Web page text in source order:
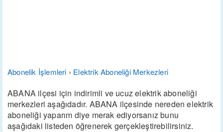
Abonelik İşlemleri › Elektrik Aboneliği Merkezleri
ABANA ilçesi için indirimli ve ucuz elektrik aboneliği
merkezleri aşağıdadır. ABANA ilçesinde nereden elektrik
aboneliği yaparım diye merak ediyorsanız bunu
aşağıdaki listeden öğrenerek gerçekleştirebilirsiniz.